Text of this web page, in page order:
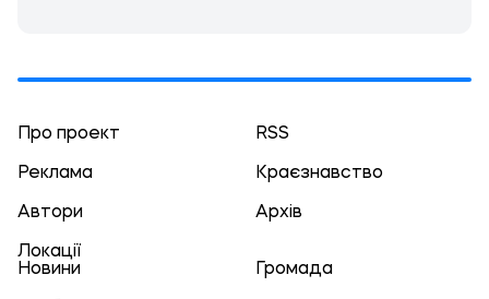
Про проект RSS
Реклама Краєзнавство
Автори Архів
Локації
Новини
Громада